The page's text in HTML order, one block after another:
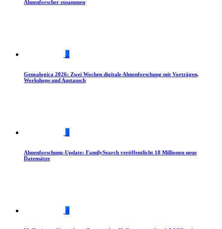
Ahnenforscher zusammen
2
Genealogica 2026: Zwei Wochen digitale Ahnenforschung mit Vorträgen,
Workshops und Austausch
3
Ahnenforschung-Update: FamilySearch veröffentlicht 18 Millionen neue
Datensätze
4